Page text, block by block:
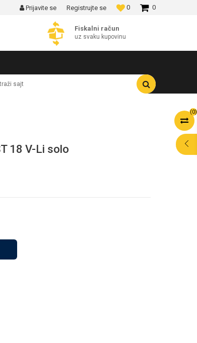
MOGUĆNOST BESPLATNE ISPORUKE! 0
0
Prijavite se Registrujte se
Fiskalni račun
uz svaku kupovinu
sajt
(0)
18 V-Li solo